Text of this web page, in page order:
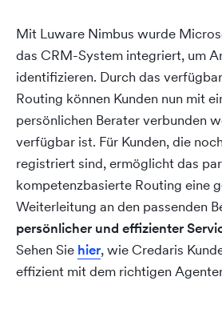
Mit Luware Nimbus wurde
das CRM-System integriert, um
identifizieren. Durch das
Routing können Kunden nun mit
persönlichen Berater verbunden
verfügbar ist. Für Kunden, die
registriert sind, ermöglicht das
kompetenzbasierte Routing eine
Weiterleitung an den passenden
persönlicher und effizienter
Sehen Sie hier, wie Credaris
effizient mit dem richtigen